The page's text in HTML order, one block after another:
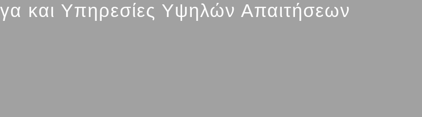
και Υπηρεσίες Υψηλών Απαιτήσεων